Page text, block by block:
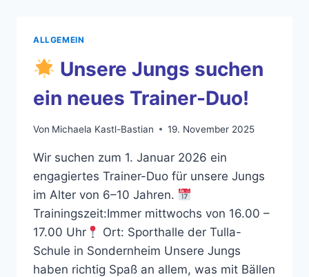
TRAINER
ALLGEMEIN
Unsere Jungs suchen
ein neues Trainer-Duo!
Von Michaela Kastl-Bastian 19. November 2025
Wir suchen zum 1. Januar 2026 ein
engagiertes Trainer-Duo für unsere Jungs
im Alter von 6–10 Jahren.
Trainingszeit:Immer mittwochs von 16.00 –
17.00 Uhr
Ort: Sporthalle der Tulla-
Schule in Sondernheim Unsere Jungs
haben richtig Spaß an allem, was mit Bällen